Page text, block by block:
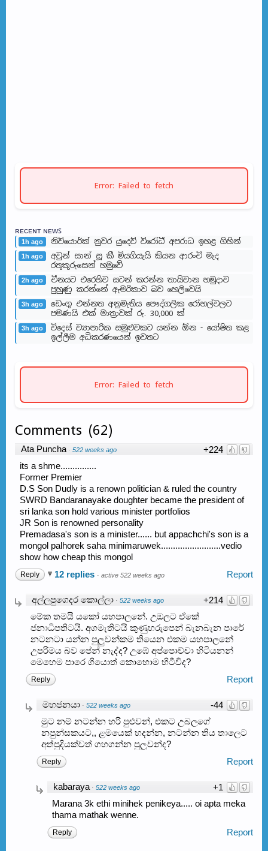
Error: Failed to fetch
ʀᴇᴄᴇɴᴛ ɴᴇᴡꜱ
1h ago නිව්යොර්ක් නුවර යුදෙව් විරෝධී අපරාධ ඉහළ ගිහින්
1h ago
අවුන් සාන් සූ කී මියගියැයි කියන ආරංචි මැද
රතුකුරුසෙන් හමුවේ
2h ago
චීනයට එරෙහිව සටන් කරන්න තායිවාන හමුදාව
පුහුණු කරන්නේ ඇමරිකාව බව හෙලිවෙයි
3h ago
ඩෙංගු එන්නත අනුමැතිය පෞද්ගලික රෝහල්වලට
පමණයි එක් මාත්‍රාවක් රු. 30,000 ක්
3h ago
විදෙස් ව්‍යාපාරික සමුළුවකට යන්න ඕන - යෝෂිත කළ
ඉල්ලීම අධිකරණයෙන් ඉවතට
Error: Failed to fetch
Comments (62)
+224
Ata Puncha · 522 weeks ago
its a shme...............
Former Premier
D.S Son Dudly is a renown politician & ruled the country
SWRD Bandaranayake doughter became the president of
sri lanka son hold various minister portfolios
JR Son is renowned personality
Premadasa's son is a minister...... but appachchi's son is a
mongol palhorek saha minimaruwek.........................vedio
show how cheap this mongol
Report
Reply 12 replies · active 522 weeks ago
+214
අල්ලපුගෙදර කොල්ලා · 522 weeks ago
මේක තමයි යකෝ යහපාලනේ. උඔලට ඒකේ
ජනාධිපතිටයි. අගමැතිටයි කුණුහරුපෙන් බැනබැන පාරේ
නටනටා යන්න පුලුවන්කම තියෙන එකම යහපාලනේ
උපරිමය බව පේන් නැද්ද? උඹේ අප්පොච්චා හිටියනන්
මෙහෙම පාරෙ ගියොත් කොහොම හිටීවිද?
Report
Reply
-44
මහජනයා · 522 weeks ago
මුට නම් නටන්න හරි පුළුවන්, එකට උබලගේ
නපුන්සකයට,, ළමයෙක් හදන්න, නටන්න තිය තාලෙට
අත්පුදියක්වත් ගහගන්න පුලුවන්ද?
Report
Reply
+1
kabaraya · 522 weeks ago
Marana 3k ethi minihek penikeya..... oi apta meka
thama mathak wenne.
Report
Reply